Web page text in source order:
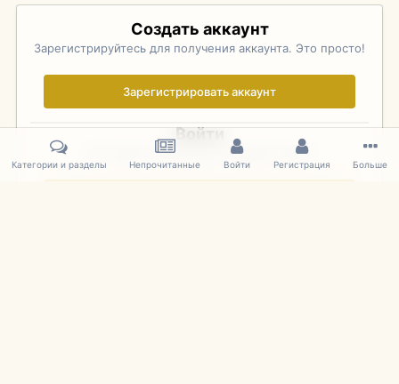
Создать аккаунт
Зарегистрируйтесь для получения аккаунта. Это просто!
Зарегистрировать аккаунт
Войти
Уже зарегистрированы? Войдите здесь.
Категории и разделы Непрочитанные Войти Регистрация Больше